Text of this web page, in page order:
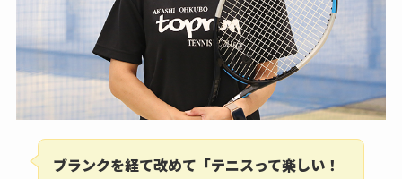
ブランクを経て改めて「テニスって楽しい！